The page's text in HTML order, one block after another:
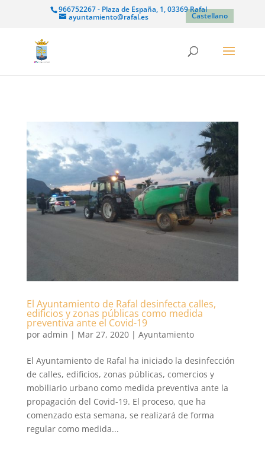
966752267 - Plaza de España, 1, 03369 Rafal
ayuntamiento@rafal.es Castellano
El Ayuntamiento de Rafal desinfecta calles,
edificios y zonas públicas como medida
preventiva ante el Covid-19
por admin | Mar 27, 2020| Ayuntamiento
El Ayuntamiento de Rafal ha iniciado la desinfección
de calles, edificios, zonas públicas, comercios y
mobiliario urbano como medida preventiva ante la
propagación del Covid-19. El proceso, que ha
comenzado esta semana, se realizará de forma
regular como medida...